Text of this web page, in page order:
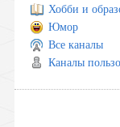
Хобби и
Юмор
Все каналы
Каналы